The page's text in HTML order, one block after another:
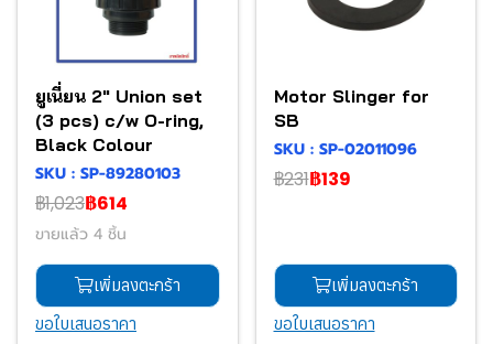
ยูเนี่ยน 2" Union set
(3 pcs) c/w O-ring,
Black Colour
SKU : SP-89280103
฿1,023฿614
ขายแล้ว 4 ชิ้น
เพิ่มลงตะกร้า
ขอใบเสนอราคา
Motor Slinger for
SB
SKU : SP-02011096
฿231฿139
เพิ่มลงตะกร้า
ขอใบเสนอราคา